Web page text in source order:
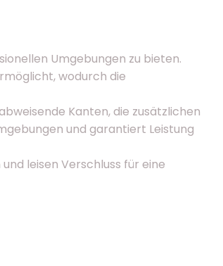
Umgebungen zu bieten.
wodurch die
Kanten, die zusätzlichen
und garantiert Leistung
leisen Verschluss für eine